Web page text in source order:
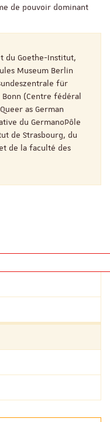
de pouvoir dominant
du Goethe-Institut,
Museum Berlin
für
(Centre fédéral
as German
du GermanoPôle
de Strasbourg, du
de la faculté des